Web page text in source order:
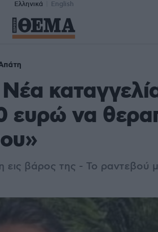
Ελληνικά English
ευρώ να
εις βάρος της - Το ραντεβού